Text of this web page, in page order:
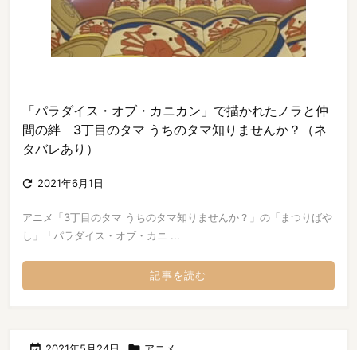
「パラダイス・オブ・カニカン」で描かれたノラと仲
間の絆 3丁目のタマ うちのタマ知りませんか？（ネ
タバレあり）
 2021年6月1日
アニメ「3丁目のタマ うちのタマ知りませんか？」の「まつりばや
し」「パラダイス・オブ・カニ ...
記事を読む